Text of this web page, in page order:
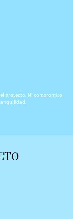
proyecto. Mi compromiso